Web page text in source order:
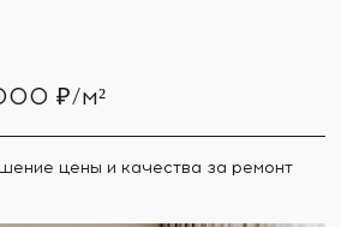
₽/м²
цены и качества за ремонт